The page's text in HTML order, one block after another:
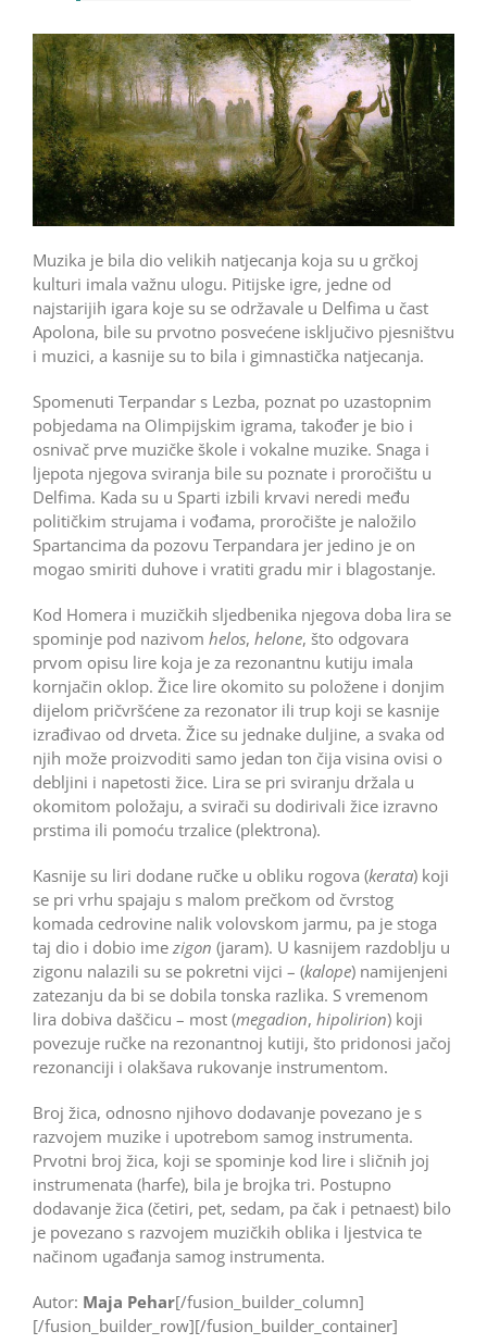
Muzika je bila dio velikih natjecanja koja su u grčkoj
kulturi imala važnu ulogu. Pitijske igre, jedne od
najstarijih igara koje su se održavale u Delfima u čast
Apolona, bile su prvotno posvećene isključivo pjesništvu
i muzici, a kasnije su to bila i gimnastička natjecanja.
Spomenuti Terpandar s Lezba, poznat po uzastopnim
pobjedama na Olimpijskim igrama, također je bio i
osnivač prve muzičke škole i vokalne muzike. Snaga i
ljepota njegova sviranja bile su poznate i proročištu u
Delfima. Kada su u Sparti izbili krvavi neredi među
političkim strujama i vođama, proročište je naložilo
Spartancima da pozovu Terpandara jer jedino je on
mogao smiriti duhove i vratiti gradu mir i blagostanje.
Kod Homera i muzičkih sljedbenika njegova doba lira se
spominje pod nazivom helos, helone, što odgovara
prvom opisu lire koja je za rezonantnu kutiju imala
kornjačin oklop. Žice lire okomito su položene i donjim
dijelom pričvršćene za rezonator ili trup koji se kasnije
izrađivao od drveta. Žice su jednake duljine, a svaka od
njih može proizvoditi samo jedan ton čija visina ovisi o
debljini i napetosti žice. Lira se pri sviranju držala u
okomitom položaju, a svirači su dodirivali žice izravno
prstima ili pomoću trzalice (plektrona).
Kasnije su liri dodane ručke u obliku rogova (kerata) koji
se pri vrhu spajaju s malom prečkom od čvrstog
komada cedrovine nalik volovskom jarmu, pa je stoga
taj dio i dobio ime zigon (jaram). U kasnijem razdoblju u
zigonu nalazili su se pokretni vijci – (kalope) namijenjeni
zatezanju da bi se dobila tonska razlika. S vremenom
lira dobiva daščicu – most (megadion, hipolirion) koji
povezuje ručke na rezonantnoj kutiji, što pridonosi jačoj
rezonanciji i olakšava rukovanje instrumentom.
Broj žica, odnosno njihovo dodavanje povezano je s
razvojem muzike i upotrebom samog instrumenta.
Prvotni broj žica, koji se spominje kod lire i sličnih joj
instrumenata (harfe), bila je brojka tri. Postupno
dodavanje žica (četiri, pet, sedam, pa čak i petnaest) bilo
je povezano s razvojem muzičkih oblika i ljestvica te
načinom ugađanja samog instrumenta.
Autor: Maja Pehar[/fusion_builder_column]
[/fusion_builder_row][/fusion_builder_container]